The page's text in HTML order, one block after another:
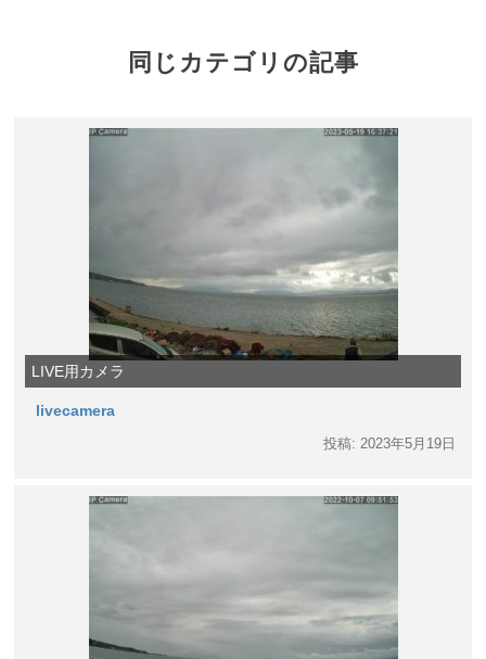
同じカテゴリの記事
LIVE用カメラ
livecamera
投稿: 2023年5月19日